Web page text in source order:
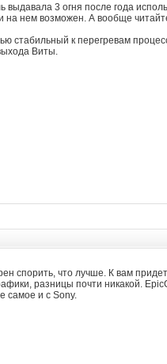
выдавала 3 огня после года
на нем возможен. А вообще
стабильный к перегревам
Виты.
спорить, что лучше. К вам
разницы почти никакой.
самое и с Sony.